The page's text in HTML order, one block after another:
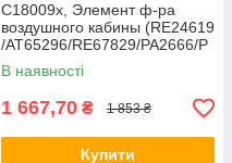
C18009x, Элемент ф-ра
воздушного кабины (RE24619
/AT65296/RE67829/PA2666/P
181163), JD
В наявності
1 667,70 ₴ 1 853 ₴
Купити